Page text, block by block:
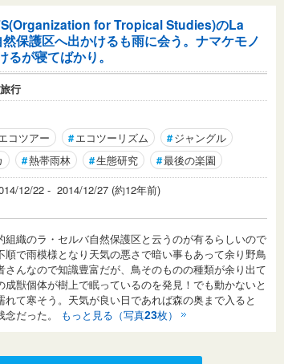
for Tropical Studies)のLa
保護区へ出かけるも雨に会う。ナマケモノ
るが寝てばかり。
行
コツアー #エコツーリズム #ジャングル
#熱帯雨林 #生態研究 #最後の楽園
12/22 - 2014/12/27 (約12年前)
織のラ・セルバ自然保護区と云うのが有るらしいので
で雨模様となり天気の悪さで暗い事もあって余り野鳥
んなので知識豊富だが、鳥そのものの種類が余り出て
獣個体が樹上で眠っているのを発見！でも動かないと
て寒そう。天気が良い日であれば森の奥まで入ると
だった。
もっと見る（写真23枚）